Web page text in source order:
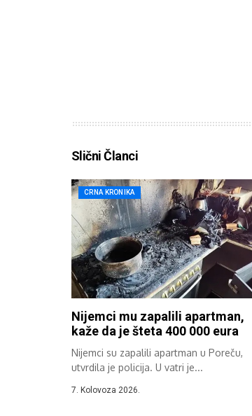
Slični Članci
CRNA KRONIKA
Nijemci mu zapalili apartman,
kaže da je šteta 400 000 eura
Nijemci su zapalili apartman u Poreču,
utvrdila je policija. U vatri je...
7. Kolovoza 2026.